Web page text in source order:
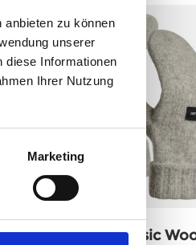
anbieten zu können
unserer
diese Informationen
Ihrer Nutzung
Marketing
Ortovox Classic